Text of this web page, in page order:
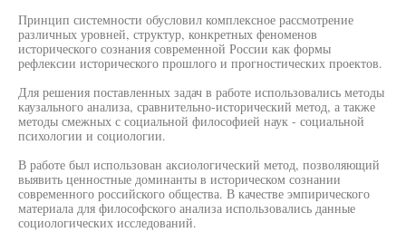
Принцип системности обусловил комплексное рассмотрение
различных уровней, структур, конкретных феноменов
исторического сознания современной России как формы
рефлексии исторического прошлого и прогностических проектов.
Для решения поставленных задач в работе использовались методы
каузального анализа, сравнительно-исторический метод, а также
методы смежных с социальной философией наук - социальной
психологии и социологии.
В работе был использован аксиологический метод, позволяющий
выявить ценностные доминанты в историческом сознании
современного российского общества. В качестве эмпирического
материала для философского анализа использовались данные
социологических исследований.